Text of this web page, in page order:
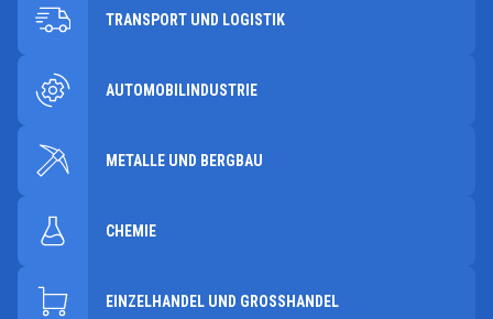
TRANSPORT UND LOGISTIK
AUTOMOBILINDUSTRIE
METALLE UND BERGBAU
CHEMIE
EINZELHANDEL UND GROSSHANDEL